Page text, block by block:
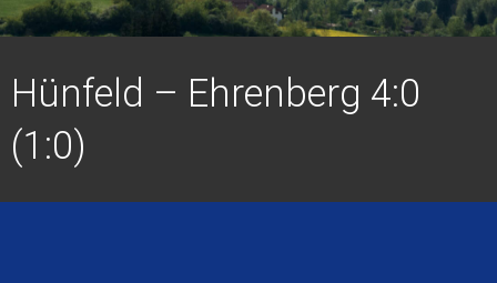
Hünfeld – Ehrenberg 4:0
(1:0)